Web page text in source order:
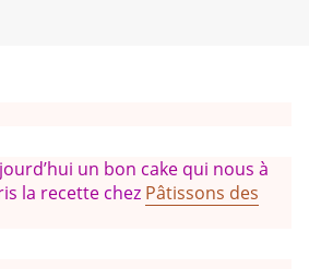
un bon cake qui nous à
la recette chez Pâtissons des